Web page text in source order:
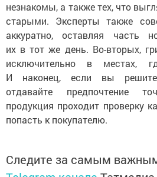
незнакомы, а также тех, что
старыми. Эксперты также
аккуратно, оставляя часть
их в тот же день. Во-вторых,
исключительно в местах,
И наконец, если вы решите
отдавайте предпочтение
продукция проходит проверку
попасть к покупателю.
Следите за самым